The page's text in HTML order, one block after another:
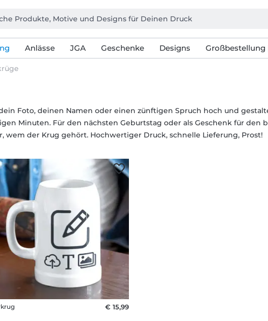
Anlässe JGA Geschenke Designs Großbestellung
Foto, deinen Namen oder einen zünftigen Spruch hoch und
Minuten. Für den nächsten Geburtstag oder als Geschenk für den
wem der Krug gehört. Hochwertiger Druck, schnelle Lieferung, Prost!
€ 15,99